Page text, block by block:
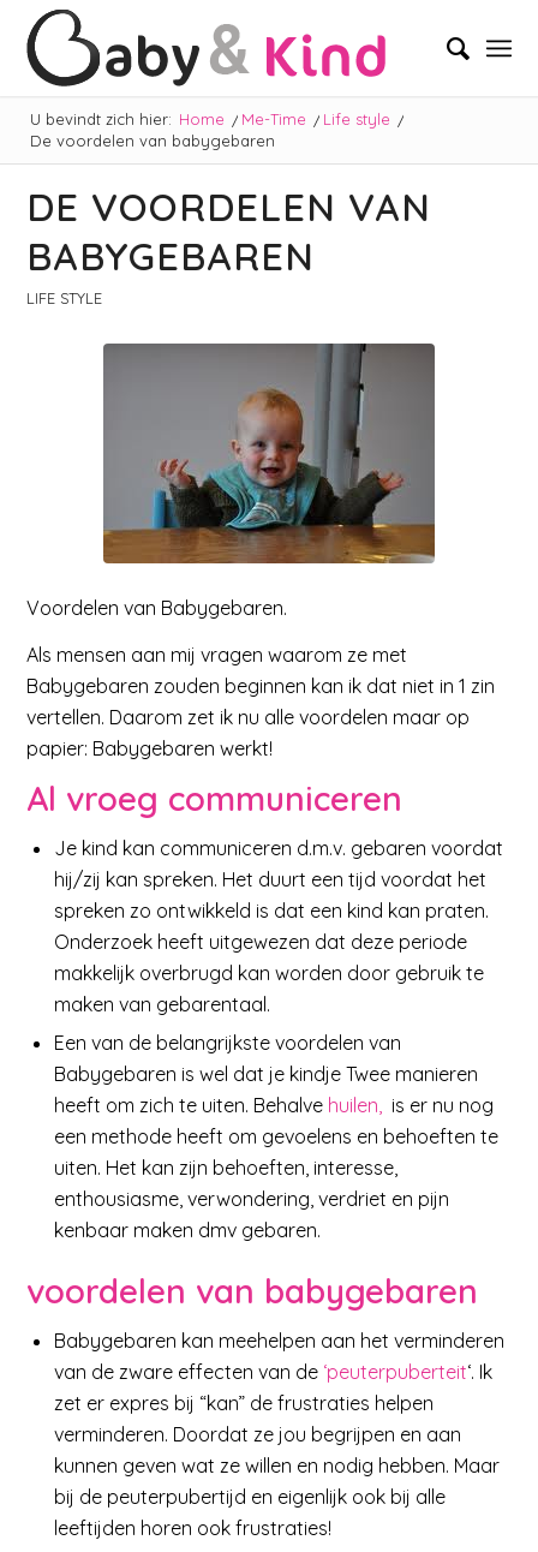
U bevindt zich hier: Home / Me-Time / Life style /
De voordelen van babygebaren
DE VOORDELEN VAN
BABYGEBAREN
LIFE STYLE
Voordelen van Babygebaren.
Als mensen aan mij vragen waarom ze met
Babygebaren zouden beginnen kan ik dat niet in 1 zin
vertellen. Daarom zet ik nu alle voordelen maar op
papier: Babygebaren werkt!
Al vroeg communiceren
Je kind kan communiceren d.m.v. gebaren voordat
hij/zij kan spreken. Het duurt een tijd voordat het
spreken zo ontwikkeld is dat een kind kan praten.
Onderzoek heeft uitgewezen dat deze periode
makkelijk overbrugd kan worden door gebruik te
maken van gebarentaal.
Een van de belangrijkste voordelen van
Babygebaren is wel dat je kindje Twee manieren
heeft om zich te uiten. Behalve huilen,
is er nu nog
een methode heeft om gevoelens en behoeften te
uiten. Het kan zijn behoeften, interesse,
enthousiasme, verwondering, verdriet en pijn
kenbaar maken dmv gebaren.
voordelen van babygebaren
Babygebaren kan meehelpen aan het verminderen
van de zware effecten van de ‘peuterpuberteit‘. Ik
zet er expres bij “kan” de frustraties helpen
verminderen. Doordat ze jou begrijpen en aan
kunnen geven wat ze willen en nodig hebben. Maar
bij de peuterpubertijd en eigenlijk ook bij alle
leeftijden horen ook frustraties!